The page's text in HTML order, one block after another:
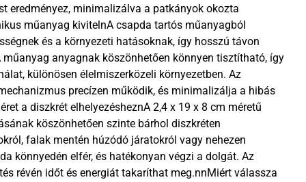
eredményez, minimalizálva a patkányok okozta
műanyag kivitelnA csapda tartós műanyagból
és a környezeti hatásoknak, így hosszú távon
anyagnak köszönhetően könnyen tisztítható, így
különösen élelmiszerközeli környezetben. Az
precízen működik, és minimalizálja a hibás
a diszkrét elhelyezésheznA 2,4 x 19 x 8 cm méretű
köszönhetően szinte bárhol diszkréten
falak mentén húzódó járatokról vagy nehezen
könnyedén elfér, és hatékonyan végzi a dolgát. Az
révén időt és energiát takaríthat meg.nnMiért válassza